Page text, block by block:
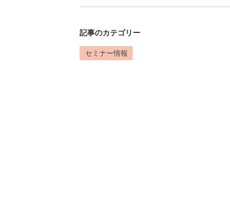
記事のカテゴリー
セミナー情報